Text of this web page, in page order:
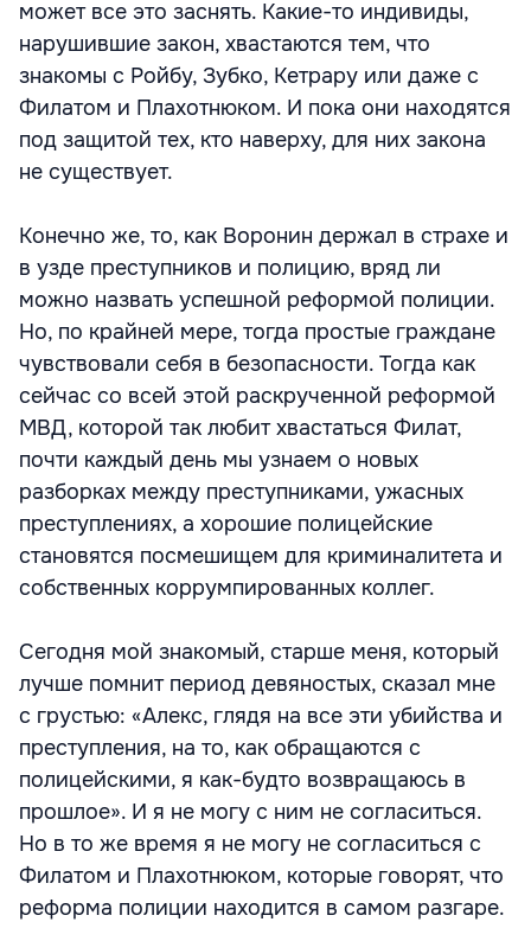
может все это заснять. Какие-то индивиды,
нарушившие закон, хвастаются тем, что
знакомы с Ройбу, Зубко, Кетрару или даже с
Филатом и Плахотнюком. И пока они находятся
под защитой тех, кто наверху, для них закона
не существует.
Конечно же, то, как Воронин держал в страхе и
в узде преступников и полицию, вряд ли
можно назвать успешной реформой полиции.
Но, по крайней мере, тогда простые граждане
чувствовали себя в безопасности. Тогда как
сейчас со всей этой раскрученной реформой
МВД, которой так любит хвастаться Филат,
почти каждый день мы узнаем о новых
разборках между преступниками, ужасных
преступлениях, а хорошие полицейские
становятся посмешищем для криминалитета и
собственных коррумпированных коллег.
Сегодня мой знакомый, старше меня, который
лучше помнит период девяностых, сказал мне
с грустью: «Алекс, глядя на все эти убийства и
преступления, на то, как обращаются с
полицейскими, я как-будто возвращаюсь в
прошлое». И я не могу с ним не согласиться.
Но в то же время я не могу не согласиться с
Филатом и Плахотнюком, которые говорят, что
реформа полиции находится в самом разгаре.